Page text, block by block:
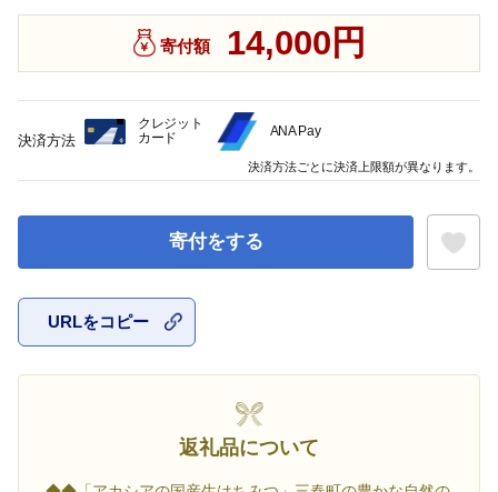
寄付額 14,000円
寄付をする
URLをコピー
返礼品について
決済方法
クレジット
カード
ANA Pay
決済方法ごとに決済上限額が異なります。